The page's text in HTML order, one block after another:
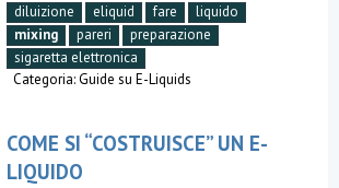
diluizione
eliquid fare
liquido
mixing
pareri
preparazione
sigaretta elettronica
Categoria:Guide su E-Liquids
COME SI “COSTRUISCE” UN E-
LIQUIDO